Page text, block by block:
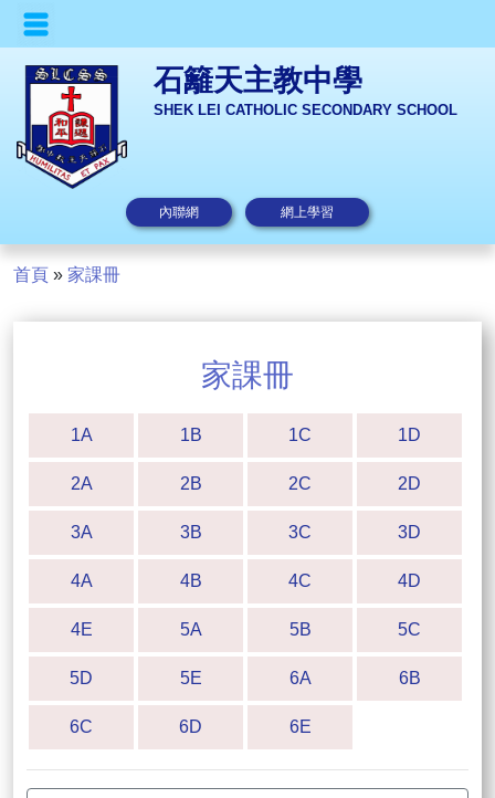
石籬天主教中學
SHEK LEI CATHOLIC SECONDARY SCHOOL
內聯網 網上學習
首頁 » 家課冊
家課冊
1A 1B 1C 1D
2A 2B 2C 2D
3A 3B 3C 3D
4A 4B 4C 4D
4E 5A 5B 5C
5D 5E 6A 6B
6C 6D 6E